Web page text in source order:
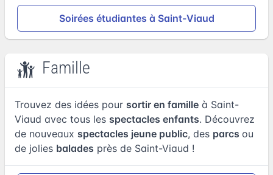
Soirées étudiantes à Saint-Viaud
Famille
Trouvez des idées pour sortir en famille à Saint-
Viaud avec tous les spectacles enfants. Découvrez
de nouveaux spectacles jeune public, des parcs ou
de jolies balades près de Saint-Viaud !